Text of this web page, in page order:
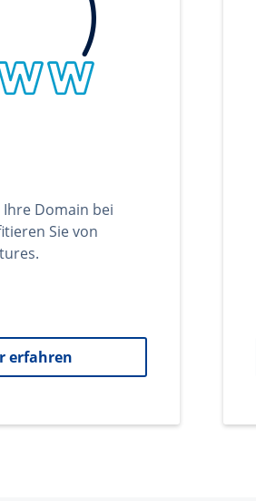
Domain bei
Sie von
erfahren